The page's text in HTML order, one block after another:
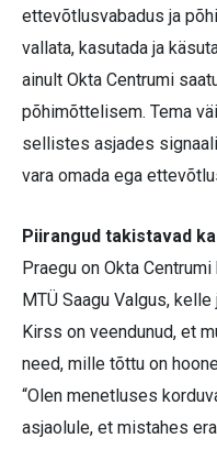
ettevõtlusvabadus ja
vallata, kasutada ja
ainult Okta Centrumi
põhimõttelisem. Tema
sellistes asjades
vara omada ega
Piirangud takistavad
Praegu on Okta
MTÜ Saagu Valgus,
Kirss on veendunud, et
need, mille tõttu on
“Olen menetluses
asjaolule, et mistahes